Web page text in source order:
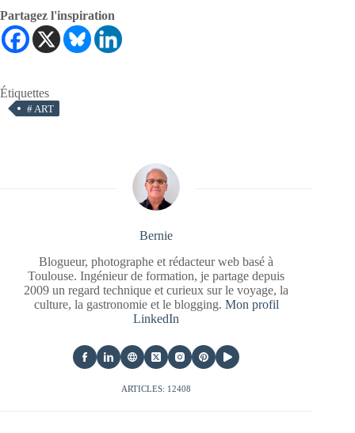
Partagez l'inspiration
Étiquettes
#ART
Bernie
Blogueur, photographe et rédacteur web basé à
Toulouse. Ingénieur de formation, je partage depuis
2009 un regard technique et curieux sur le voyage, la
culture, la gastronomie et le blogging. Mon profil
LinkedIn
ARTICLES: 12408